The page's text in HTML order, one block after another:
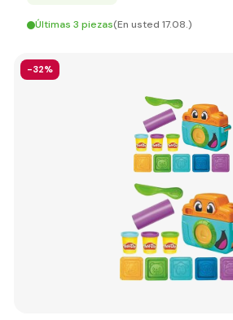
Últimas 3 piezas(En usted 17.08.)
-32%